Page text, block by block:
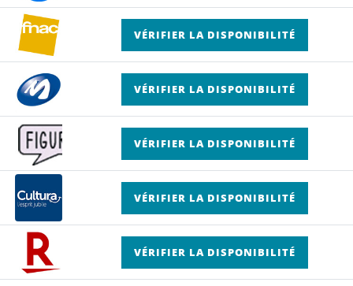
VÉRIFIER LA DISPONIBILITÉ
VÉRIFIER LA DISPONIBILITÉ
VÉRIFIER LA DISPONIBILITÉ
VÉRIFIER LA DISPONIBILITÉ
VÉRIFIER LA DISPONIBILITÉ